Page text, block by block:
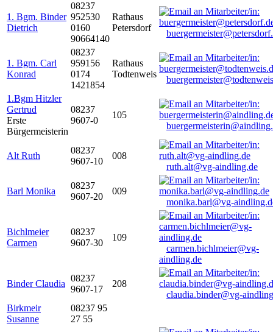
1. Bgm. Binder
Dietrich
08237
952530
0160
90664140
Rathaus
Petersdorf
1. Bgm. Carl
Konrad
08237
959156
0174
1421854
Rathaus
Todtenweis
1.Bgm Hitzler
Gertrud
Erste
Bürgermeisterin
08237
9607-0
105
Alt Ruth
08237
9607-10
008
ruth.alt@vg-aindling.de
Barl Monika
08237
9607-20
009
monika.barl@vg-
Bichlmeier
Carmen
08237
9607-30
109
carmen.bichlmeier@vg-
aindling.de
Binder Claudia
08237
9607-17
208
claudia.binder@vg-
Birkmeir
Susanne
08237 95
27 55